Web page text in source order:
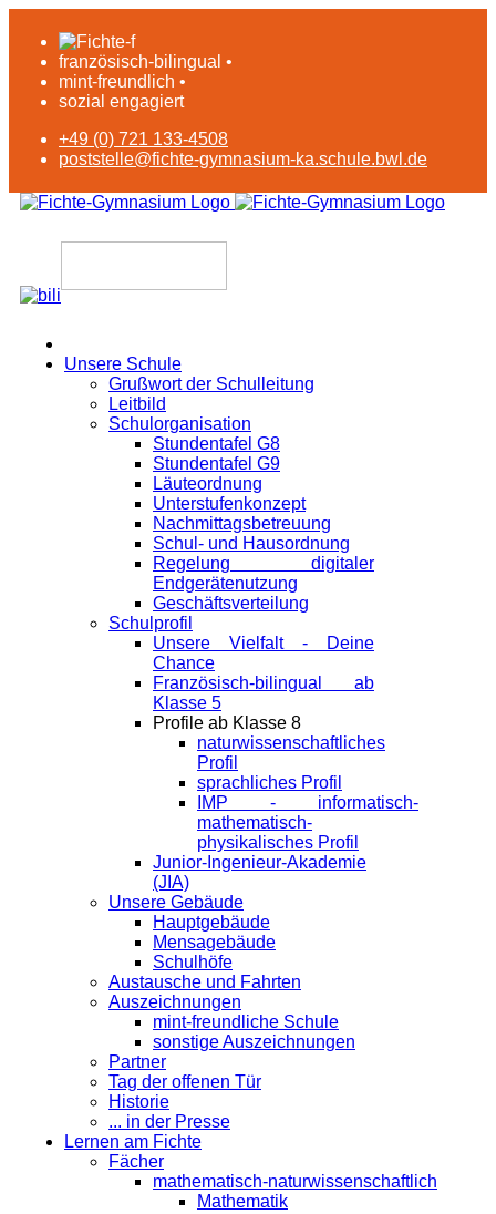
französisch-bilingual •
mint-freundlich •
sozial engagiert
+49 (0) 721 133-4508
poststelle@fichte-gymnasium-ka.schule.bwl.de
Unsere Schule
Grußwort der Schulleitung
Leitbild
Schulorganisation
Stundentafel G8
Stundentafel G9
Läuteordnung
Unterstufenkonzept
Nachmittagsbetreuung
Schul- und Hausordnung
Regelung digitaler
Endgeräte­nutzung
Geschäftsverteilung
Schulprofil
Unsere Vielfalt - Deine
Chance
Französisch-bilingual ab
Klasse 5
Profile ab Klasse 8
naturwissenschaftliches
Profil
sprachliches Profil
IMP - informatisch-
mathematisch-
physikalisches Profil
Junior-Ingenieur-Akademie
(JIA)
Unsere Gebäude
Hauptgebäude
Mensagebäude
Schulhöfe
Austausche und Fahrten
Auszeichnungen
mint-freundliche Schule
sonstige Auszeichnungen
Partner
Tag der offenen Tür
Historie
... in der Presse
Lernen am Fichte
Fächer
mathematisch-naturwissenschaftlich
Mathematik